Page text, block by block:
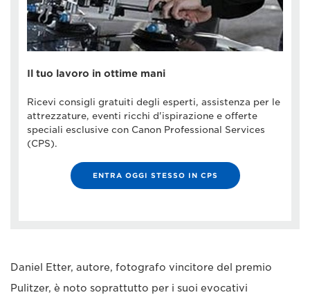
Il tuo lavoro in ottime mani
Ricevi consigli gratuiti degli esperti, assistenza per le
attrezzature, eventi ricchi d'ispirazione e offerte
speciali esclusive con Canon Professional Services
(CPS).
ENTRA OGGI STESSO IN CPS
Daniel Etter, autore, fotografo vincitore del premio
Pulitzer, è noto soprattutto per i suoi evocativi